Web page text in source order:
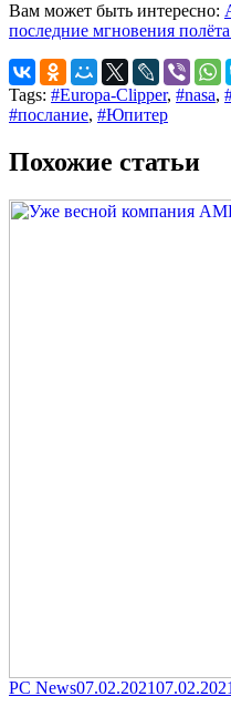
Вам может быть интересно:
последние мгновения
Tags: #Europa-Clipper, #nasa,
#послание, #Юпитер
Похожие статьи
Category
PC NewsPosted
07.02.202107.02.2021